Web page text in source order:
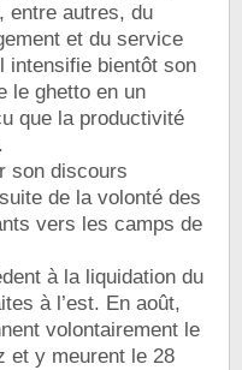
entre autres, du
et du service
intensifie bientôt son
le ghetto en un
que la productivité
son discours
de la volonté des
vers les camps de
à la liquidation du
à l’est. En août,
volontairement le
et y meurent le 28